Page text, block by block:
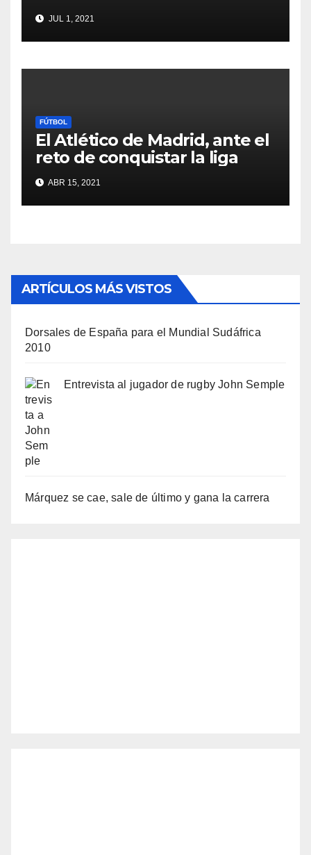
JUL 1, 2021
FÚTBOL
El Atlético de Madrid, ante el
reto de conquistar la liga
ABR 15, 2021
ARTÍCULOS MÁS VISTOS
Dorsales de España para el Mundial Sudáfrica
2010
Entrevista al jugador de rugby John Semple
Márquez se cae, sale de último y gana la carrera